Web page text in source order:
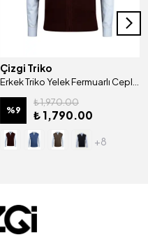
Çizgi Triko
Erkek Triko Yelek Fermuarlı Cepli Çelik Örgü Triko Klasik Kalıp - 4241J
%9
₺ 1,970.00
₺ 1,790.00
+8